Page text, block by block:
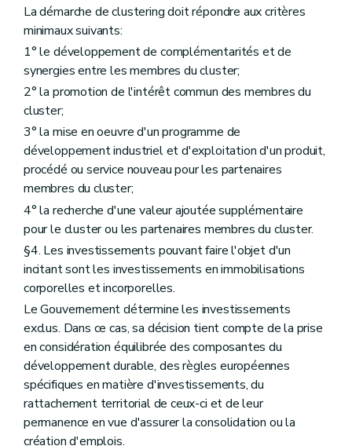
La démarche de clustering doit répondre aux critères
minimaux suivants:
1° le développement de complémentarités et de
synergies entre les membres du cluster;
2° la promotion de l'intérêt commun des membres du
cluster;
3° la mise en oeuvre d'un programme de
développement industriel et d'exploitation d'un produit,
procédé ou service nouveau pour les partenaires
membres du cluster;
4° la recherche d'une valeur ajoutée supplémentaire
pour le cluster ou les partenaires membres du cluster.
§4. Les investissements pouvant faire l'objet d'un
incitant sont les investissements en immobilisations
corporelles et incorporelles.
Le Gouvernement détermine les investissements
exclus. Dans ce cas, sa décision tient compte de la prise
en considération équilibrée des composantes du
développement durable, des règles européennes
spécifiques en matière d'investissements, du
rattachement territorial de ceux-ci et de leur
permanence en vue d'assurer la consolidation ou la
création d'emplois.